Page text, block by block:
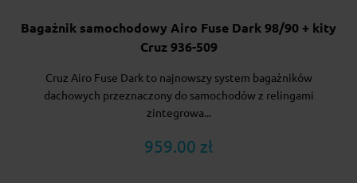
Bagażnik samochodowy Airo Fuse Dark 98/90 + kity
Cruz 936-509
Cruz Airo Fuse Dark to najnowszy system bagażników
dachowych przeznaczony do samochodów z relingami
zintegrowa...
959.00 zł